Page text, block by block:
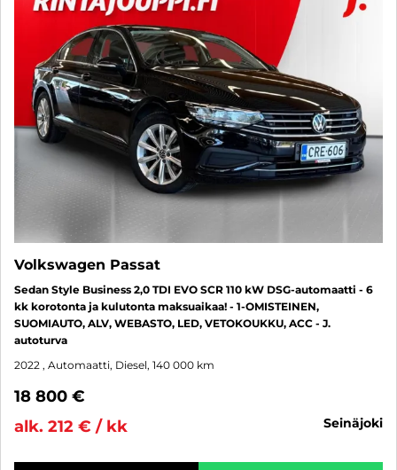
Volkswagen Passat
Sedan Style Business 2,0 TDI EVO SCR 110 kW DSG-automaatti - 6
kk korotonta ja kulutonta maksuaikaa! - 1-OMISTEINEN,
SUOMIAUTO, ALV, WEBASTO, LED, VETOKOUKKU, ACC - J.
autoturva
2022 , Automaatti, Diesel, 140 000 km
18 800 €
alk. 212 € / kk
seinäjoki